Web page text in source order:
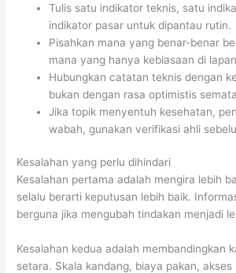
Tulis satu indikator teknis, satu
indikator pasar untuk dipantau rutin.
Pisahkan mana yang benar-benar
mana yang hanya kebiasaan di
Hubungkan catatan teknis dengan
bukan dengan rasa optimistis
Jika topik menyentuh kesehatan,
wabah, gunakan verifikasi ahli
Kesalahan yang perlu dihindari
Kesalahan pertama adalah mengira lebih
selalu berarti keputusan lebih baik.
berguna jika mengubah tindakan menjadi
Kesalahan kedua adalah membandingkan
setara. Skala kandang, biaya pakan, akses